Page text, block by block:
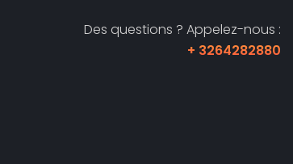
Des questions ? Appelez-nous :
+ 3264282880